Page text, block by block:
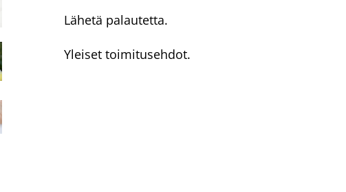
Lähetä palautetta.
Yleiset toimitusehdot.